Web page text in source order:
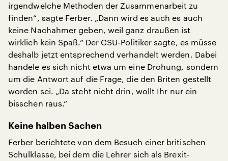
irgendwelche Methoden der Zusammenarbeit zu
finden“, sagte Ferber. „Dann wird es auch es auch
keine Nachahmer geben, weil ganz draußen ist
wirklich kein Spaß.“ Der CSU-Politiker sagte, es müsse
deshalb jetzt entsprechend verhandelt werden. Dabei
handele es sich nicht etwa um eine Drohung, sondern
um die Antwort auf die Frage, die den Briten gestellt
worden sei. „Da steht nicht drin, wollt Ihr nur ein
bisschen raus.“
Keine halben Sachen
Ferber berichtete von dem Besuch einer britischen
Schulklasse, bei dem die Lehrer sich als Brexit-